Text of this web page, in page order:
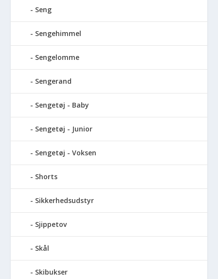
Seng
Sengehimmel
Sengelomme
Sengerand
Sengetøj - Baby
Sengetøj - Junior
Sengetøj - Voksen
Shorts
Sikkerhedsudstyr
Sjippetov
Skål
Skibukser